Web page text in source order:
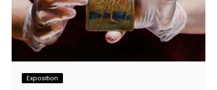
Exposition